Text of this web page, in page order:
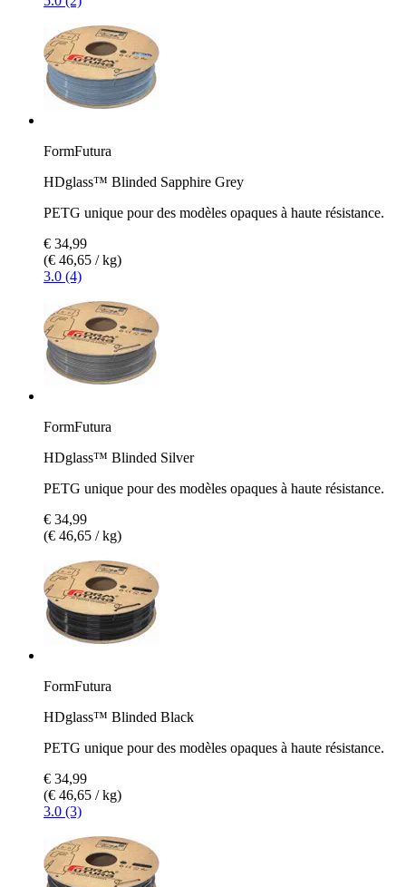
FormFutura
HDglass™ Blinded Sapphire Grey
PETG unique pour des modèles opaques à haute résistance.
€ 34,99
(€ 46,65 / kg)
3.0 (4)
FormFutura
HDglass™ Blinded Silver
PETG unique pour des modèles opaques à haute résistance.
€ 34,99
(€ 46,65 / kg)
FormFutura
HDglass™ Blinded Black
PETG unique pour des modèles opaques à haute résistance.
€ 34,99
(€ 46,65 / kg)
3.0 (3)